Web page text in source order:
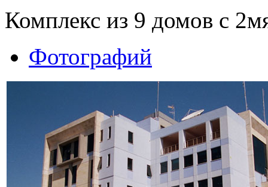
Комплекс из 9 домов с
Фотографий